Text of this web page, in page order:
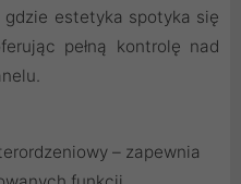
estetyka spotyka się
pełną kontrolę nad
– zapewnia